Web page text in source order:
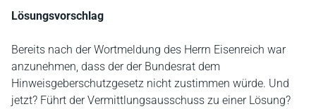
Lösungsvorschlag
Bereits nach der Wortmeldung des Herrn Eisenreich war
anzunehmen, dass der der Bundesrat dem
Hinweisgeberschutzgesetz nicht zustimmen würde. Und
jetzt? Führt der Vermittlungsausschuss zu einer Lösung?